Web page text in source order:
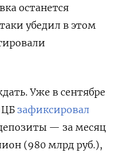
останется
убедил в этом
Уже в сентябре
ЦБ зафиксировал
— за месяц
(980 млрд руб.),